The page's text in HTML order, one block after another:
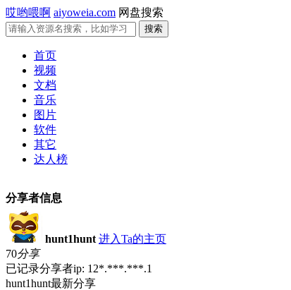
哎哟喂啊 aiyoweia.com 网盘搜索
首页
视频
文档
音乐
图片
软件
其它
达人榜
分享者信息
hunt1hunt 进入Ta的主页
70分享
已记录分享者ip: 12*.***.***.1
hunt1hunt最新分享